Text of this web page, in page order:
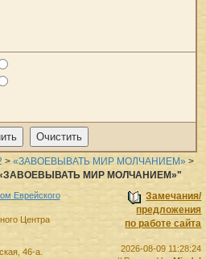
> «ЗАВОЕВЫВАТЬ МИР МОЛЧАНИЕМ» >
"«ЗАВОЕВЫВАТЬ МИР МОЛЧАНИЕМ»"
Замечания/
предложения
по работе сайта
2026-08-09 11:28:24
Еврейского
Центра
46-а.